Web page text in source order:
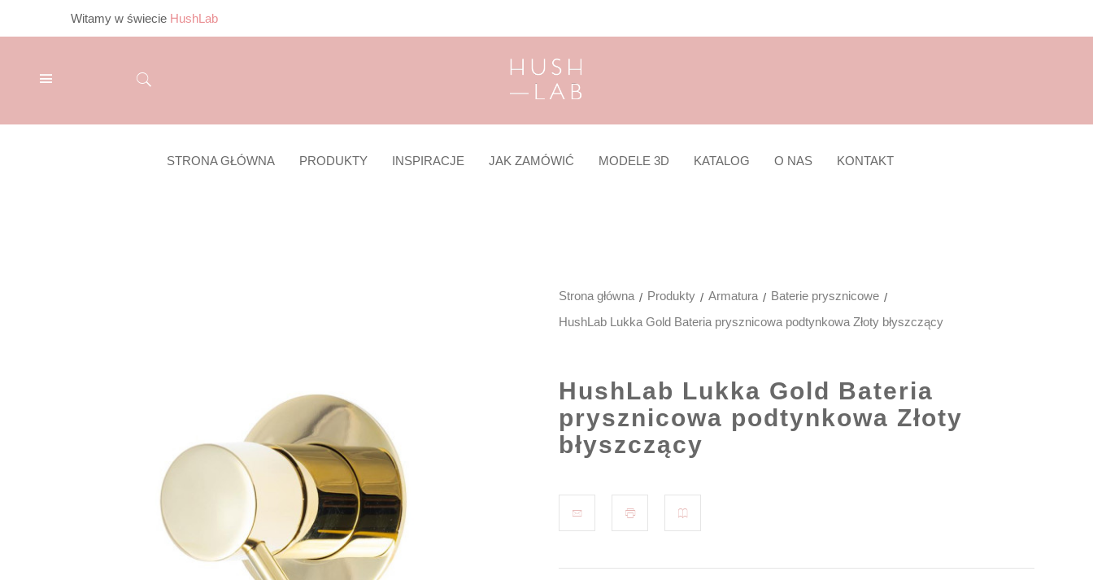
Witamy w świecie HushLab
STRONA GŁÓWNA PRODUKTY INSPIRACJE JAK ZAMÓWIĆ MODELE 3D KATALOG O NAS KONTAKT
Strona główna Produkty Armatura
Baterie prysznicowe
HushLab Lukka Gold Bateria prysznicowa podtynkowa Złoty błyszczący
HushLab Lukka Gold Bateria
prysznicowa podtynkowa Złoty
błyszczący